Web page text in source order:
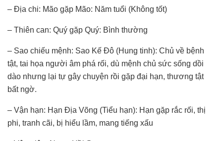
– Địa chi: Mão gặp Mão: Năm tuổi (Không tốt)
– Thiên can: Quý gặp Quý: Bình thường
– Sao chiếu mệnh: Sao Kế Đô (Hung tinh): Chủ về bệnh
tật, tai họa người âm phá rối, dù mệnh chủ sức sống dồi
dào nhưng lại tự gây chuyện rồi gặp đại hạn, thương tật
bất ngờ.
– Vận hạn: Hạn Địa Võng (Tiểu hạn): Hạn gặp rắc rối, thị
phi, tranh cãi, bị hiểu lầm, mang tiếng xấu